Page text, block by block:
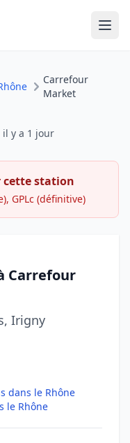
Carrefour
Market
il y a 1 jour
cette station
GPLc (définitive)
Carrefour
Irigny
dans le Rhône
le Rhône